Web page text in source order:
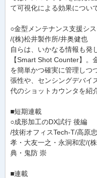
て可視化による効果につい
○金型メンテナンス支援シ
/(株)松井製作所/井奥健也
自らは、いかなる情報も発
【Smart Shot Counter】
を簡単かつ確実に管理しつ
張性や、センシングデバイ
代のショットカウンタを紹
■短期連載
○成形加工のDX試行 後編
/技術オフィスTech-T/高原
孝・大友一之・永洞和宏/(
典・鬼防 崇
■連載